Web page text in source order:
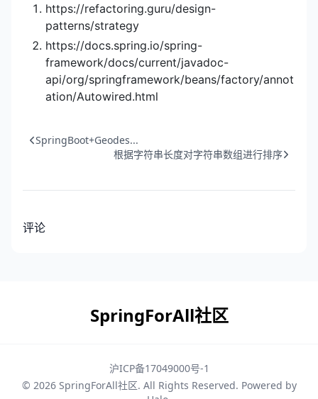
https://refactoring.guru/design-
patterns/strategy
https://docs.spring.io/spring-
framework/docs/current/javadoc-
api/org/springframework/beans/factory/annot
ation/Autowired.html
SpringBoot+Geodes...
根据字符串长度对字符串数组进行排序
评论
SpringForAll社区
沪ICP备17049000号-1
© 2026 SpringForAll社区. All Rights Reserved. Powered by